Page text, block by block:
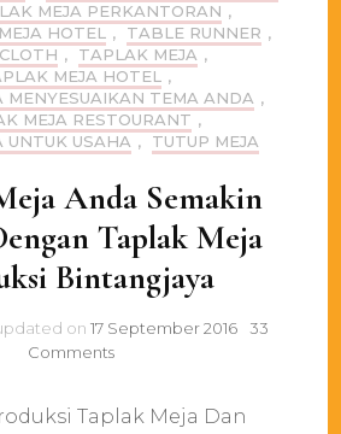
MEJA PERKANTORAN ,
HOTEL
, TABLE RUNNER ,
, TAPLAK MEJA ,
MEJA HOTEL
,
MENYESUAIKAN TEMA ANDA ,
MEJA RESTOURANT ,
UNTUK USAHA , TUTUP MEJA
Anda Semakin
Taplak Meja
Bintangjaya
on 17 September 2016
33
Commentson
Anda
Taplak Meja Dan